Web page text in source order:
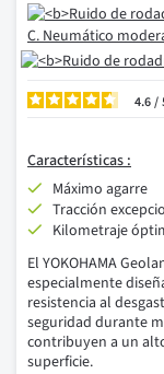
4.6/
Características :
Máximo agarre
Tracción
Kilometraje
El YOKOHAMA
especialmente
resistencia al
seguridad durante
contribuyen a un
superficie.